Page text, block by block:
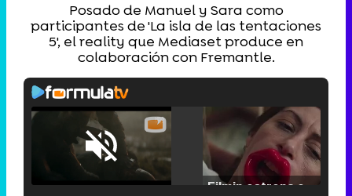
Posado de Manuel y Sara como
participantes de 'La isla de las tentaciones
5', el reality que Mediaset produce en
colaboración con Fremantle.
Unmute /
Loaded:
25.30%